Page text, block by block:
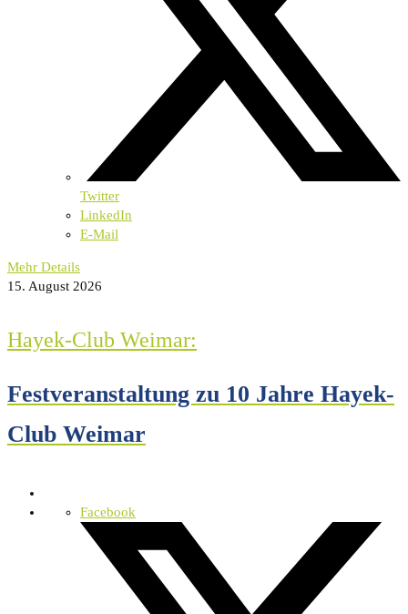
Twitter
LinkedIn
E-Mail
Mehr Details
15. August 2026
Hayek-Club Weimar:
Festveranstaltung zu 10 Jahre Hayek-
Club Weimar
Facebook